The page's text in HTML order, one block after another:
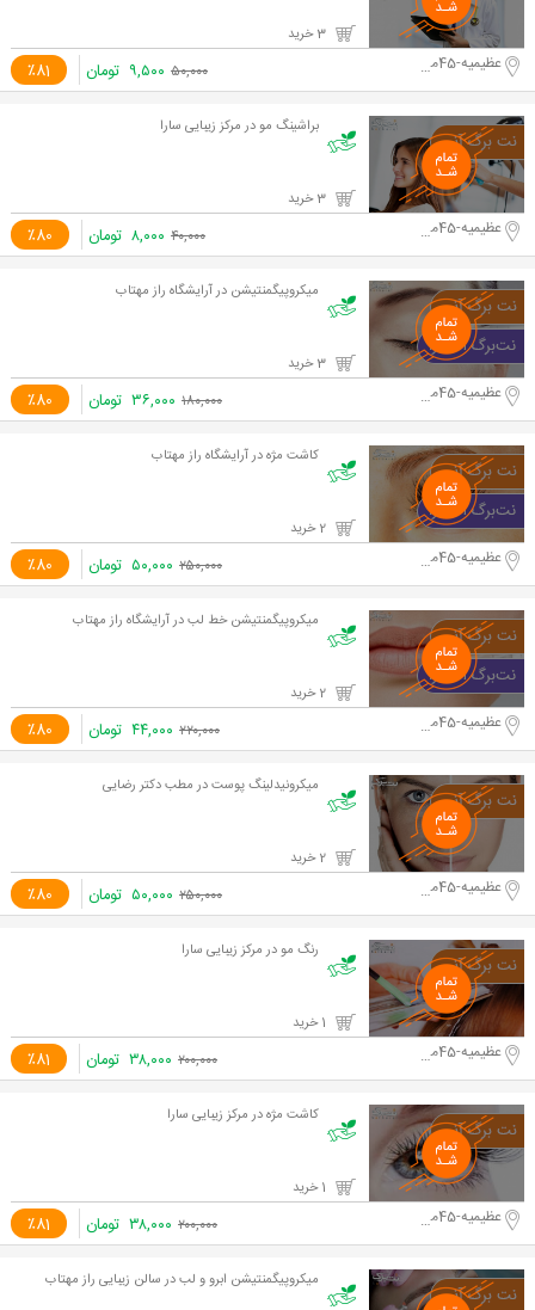
٪81 عظیمیه-45متری کاج ۵۰,۰۰۰ ۹,۵۰۰ تومان
براشینگ مو در مرکز زیبایی سارا
٪80 عظیمیه-45متری کاج ۴۰,۰۰۰ ۸,۰۰۰ تومان
میکروپیگمنتیشن در آرایشگاه راز مهتاب
٪80 عظیمیه-45متری کاج ۱۸۰,۰۰۰ ۳۶,۰۰۰ تومان
کاشت مژه در آرایشگاه راز مهتاب
٪80 عظیمیه-45متری کاج ۲۵۰,۰۰۰ ۵۰,۰۰۰ تومان
میکروپیگمنتیشن خط لب در آرایشگاه راز مهتاب
٪80 عظیمیه-45متری کاج ۲۲۰,۰۰۰ ۴۴,۰۰۰ تومان
میکرونیدلینگ پوست در مطب دکتر رضایی
٪80 عظیمیه-45متری کاج ۲۵۰,۰۰۰ ۵۰,۰۰۰ تومان
رنگ مو در مرکز زیبایی سارا
٪81 عظیمیه-45متری کاج ۲۰۰,۰۰۰ ۳۸,۰۰۰ تومان
کاشت مژه در مرکز زیبایی سارا
٪81 عظیمیه-45متری کاج ۲۰۰,۰۰۰ ۳۸,۰۰۰ تومان
میکروپیگمنتیشن ابرو و لب در سالن زیبایی راز مهتاب